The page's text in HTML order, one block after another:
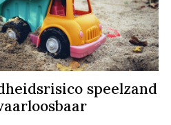
speelzand